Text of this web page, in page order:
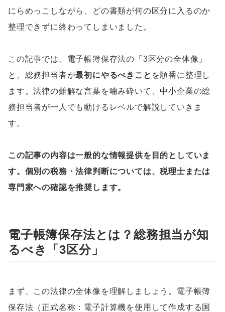
にらめっこしながら、どの書類が何の区分に入るのか
整理できずに終わってしまいました。
この記事では、電子帳簿保存法の「3区分の全体像」
と、総務担当者が最初にやるべきこと を順番に整理し
ます。法律の難解な言葉を噛み砕いて、中小企業の総
務担当者が一人でも動けるレベルで解説していきま
す。
この記事の内容は一般的な情報提供を目的としていま
す。個別の税務・法律判断については、税理士または
専門家への確認を推奨します。
電子帳簿保存法とは？総務担当が知
るべき「3区分」
まず、この法律の全体像を理解しましょう。電子帳簿
保存法（正式名称：電子計算機を使用して作成する国